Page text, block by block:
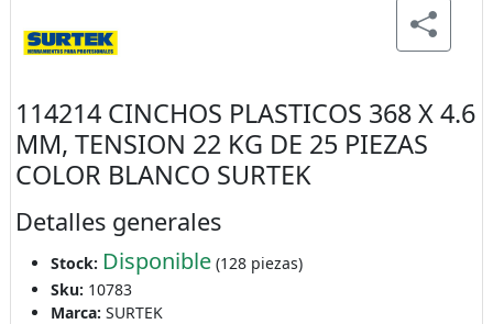
114214 CINCHOS PLASTICOS 368 X 4.6
MM, TENSION 22 KG DE 25 PIEZAS
COLOR BLANCO SURTEK
Detalles generales
Stock: Disponible(128 piezas)
Sku: 10783
Marca: SURTEK